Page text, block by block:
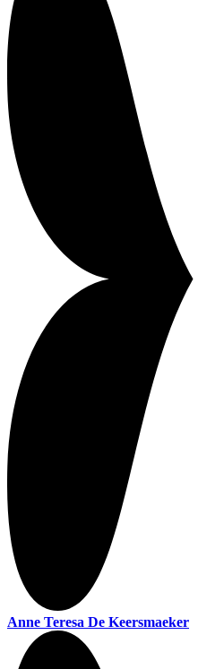
Anne Teresa De Keersmaeker